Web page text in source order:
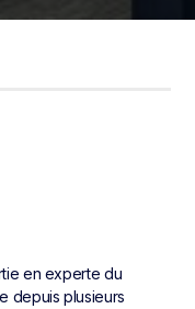
en experte du
depuis plusieurs